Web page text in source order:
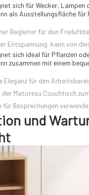
sich für Wecker, Lampen
als Ausstellungsfläche
Begleiter für den
Entspannung, kann von
sich ideal für Pflanzen
zusammen mit einem
Eleganz für den
der Matoresu Couchtisch
Besprechungen
und